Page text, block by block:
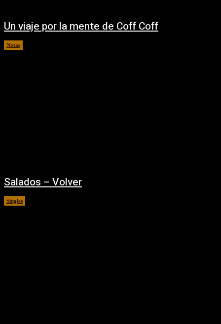
Un viaje por la mente de Coff Coff
Notas
Salados – Volver
Singles